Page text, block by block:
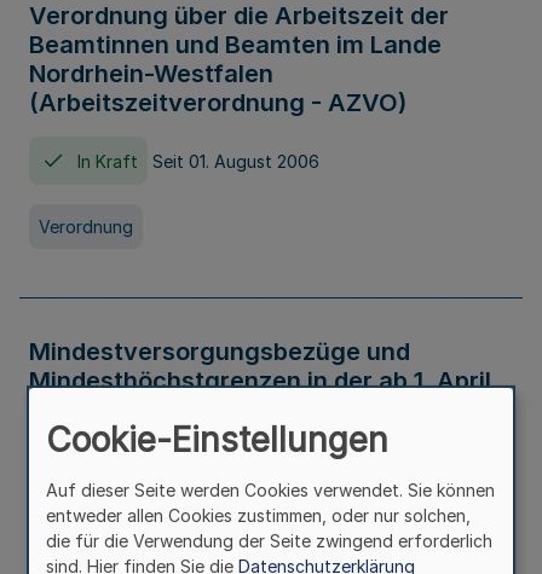
Verordnung über die Arbeitszeit der
Beamtinnen und Beamten im Lande
Nordrhein-Westfalen
(Arbeitszeitverordnung - AZVO)
In Kraft Seit 01. August 2006
Verordnung
Mindestversorgungsbezüge und
Mindesthöchstgrenzen in der ab 1. April
Verwaltungsvorschrift
Cookie-Einstellungen
Auf dieser Seite werden Cookies verwendet. Sie können
entweder allen Cookies zustimmen, oder nur solchen,
die für die Verwendung der Seite zwingend erforderlich
sind. Hier finden Sie die Datenschutzerklärung